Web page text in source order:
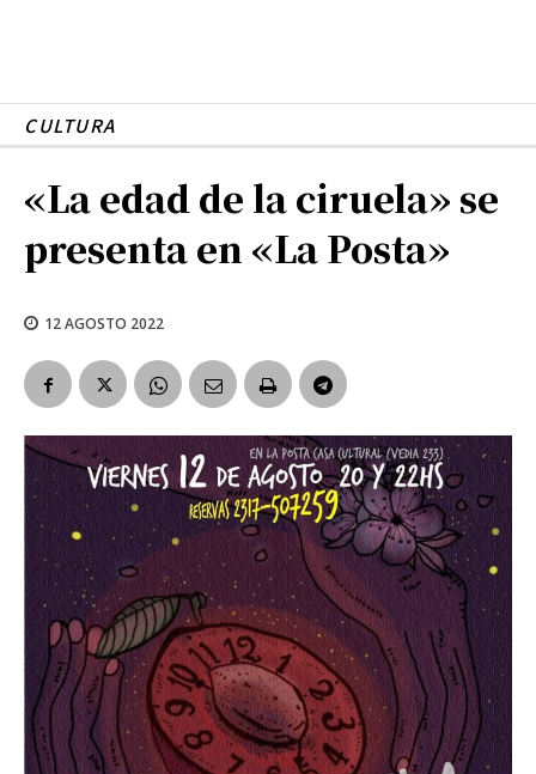
CULTURA
«La edad de la ciruela» se
presenta en «La Posta»
12 AGOSTO 2022